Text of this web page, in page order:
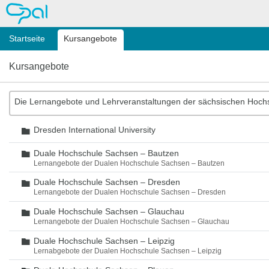
OPAL
Startseite Kursangebote
Kursangebote
Die Lernangebote und Lehrveranstaltungen der sächsischen
Ordner
Dresden International University
Ordner
Duale Hochschule Sachsen – Bautzen
Lernangebote der Dualen Hochschule Sachsen – Bautzen
Ordner
Duale Hochschule Sachsen – Dresden
Lernangebote der Dualen Hochschule Sachsen – Dresden
Ordner
Duale Hochschule Sachsen – Glauchau
Lernangebote der Dualen Hochschule Sachsen – Glauchau
Ordner
Duale Hochschule Sachsen – Leipzig
Lernabgebote der Dualen Hochschule Sachsen – Leipzig